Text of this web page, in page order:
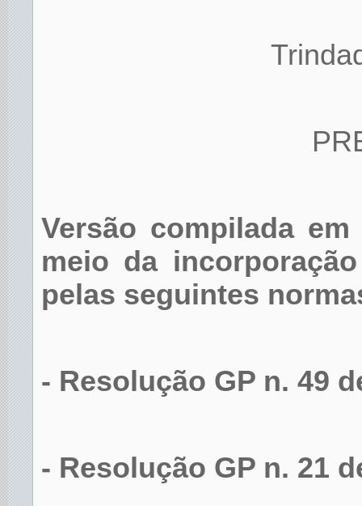
Versão compilada
meio da
pelas seguintes
- Resolução GP n. 49
- Resolução GP n. 21